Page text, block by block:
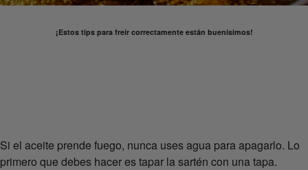
¡Estos tips para freír correctamente están buenísimos!
Si el aceite prende fuego, nunca uses agua para apagarlo. Lo
primero que debes hacer es tapar la sartén con una tapa.